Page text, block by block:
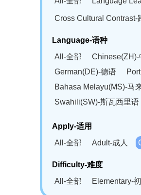
Cross Cultural Contrast-
Language-语种
All-全部
Chinese(ZH)-
German(DE)-德语
Bahasa Melayu(MS)-马
Swahili(SW)-斯瓦西里语
Apply-适用
All-全部
Adult-成人
Difficulty-难度
All-全部
Elementary-